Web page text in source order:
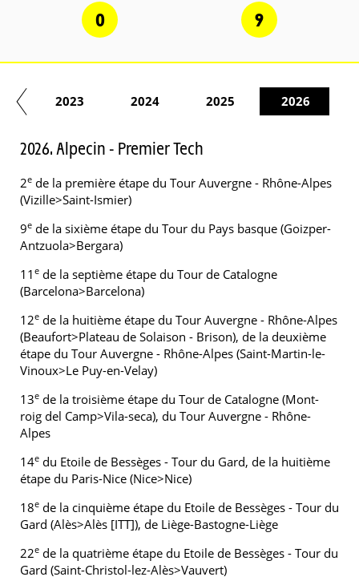
0 9
2023 2024 2025 2026
2026. Alpecin - Premier Tech
2e de la première étape du Tour Auvergne - Rhône-Alpes
(Vizille>Saint-Ismier)
9e de la sixième étape du Tour du Pays basque (Goizper-
Antzuola>Bergara)
11 e de la septième étape du Tour de Catalogne
(Barcelona>Barcelona)
12e de la huitième étape du Tour Auvergne - Rhône-Alpes
(Beaufort>Plateau de Solaison - Brison), de la deuxième
étape du Tour Auvergne - Rhône-Alpes (Saint-Martin-le-
Vinoux>Le Puy-en-Velay)
13e de la troisième étape du Tour de Catalogne (Mont-
roig del Camp>Vila-seca), du Tour Auvergne - Rhône-
Alpes
14e du Etoile de Bessèges - Tour du Gard, de la huitième
étape du Paris-Nice (Nice>Nice)
18e de la cinquième étape du Etoile de Bessèges - Tour du
Gard (Alès>Alès [ITT]), de Liège-Bastogne-Liège
22e de la quatrième étape du Etoile de Bessèges - Tour du
Gard (Saint-Christol-lez-Alès>Vauvert)